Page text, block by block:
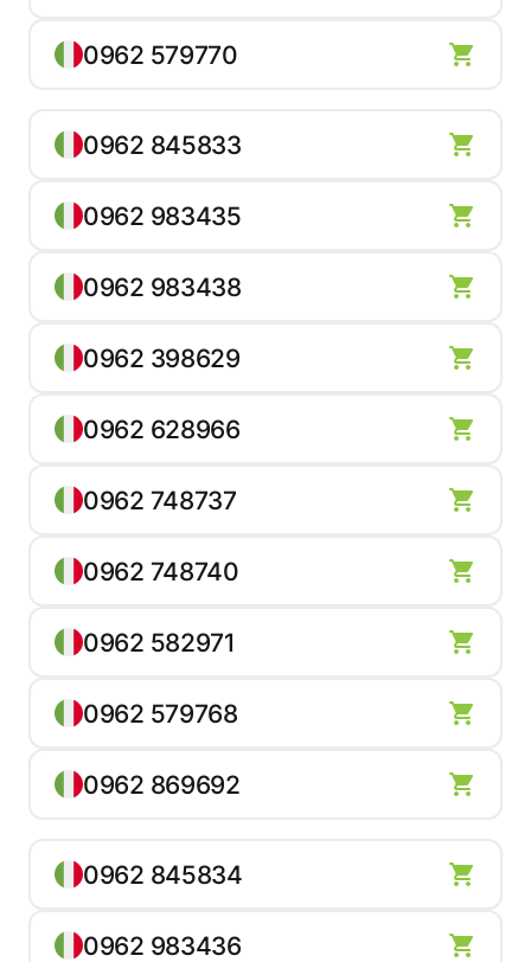
0962 579770
0962 845833
0962 983435
0962 983438
0962 398629
0962 628966
0962 748737
0962 748740
0962 582971
0962 579768
0962 869692
0962 845834
0962 983436